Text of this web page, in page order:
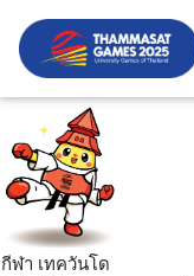
กีฬา เทควันโด